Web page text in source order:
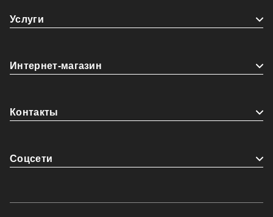
Услуги
Интернет-магазин
Контакты
Coцсети